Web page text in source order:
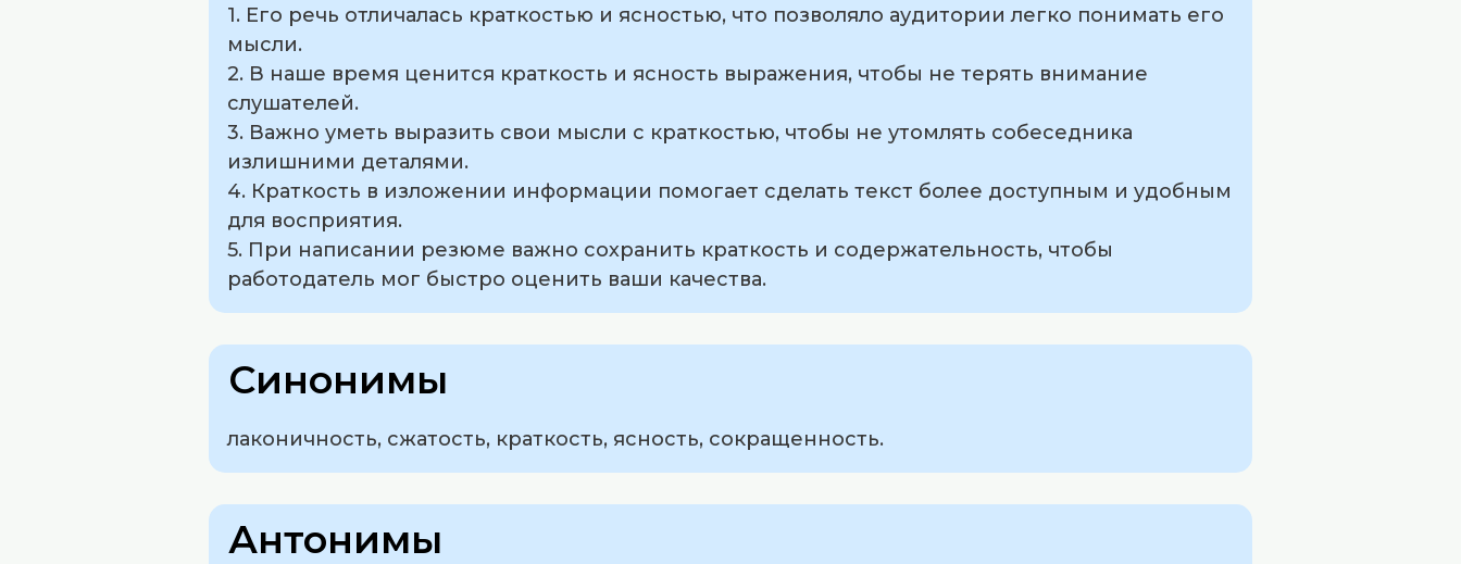
1. Его речь отличалась краткостью и ясностью, что позволяло аудитории легко понимать его
мысли.
2. В наше время ценится краткость и ясность выражения, чтобы не терять внимание
слушателей.
3. Важно уметь выразить свои мысли с краткостью, чтобы не утомлять собеседника
излишними деталями.
4. Краткость в изложении информации помогает сделать текст более доступным и удобным
для восприятия.
5. При написании резюме важно сохранить краткость и содержательность, чтобы
работодатель мог быстро оценить ваши качества.
Синонимы
лаконичность, сжатость, краткость, ясность, сокращенность.
Антонимы